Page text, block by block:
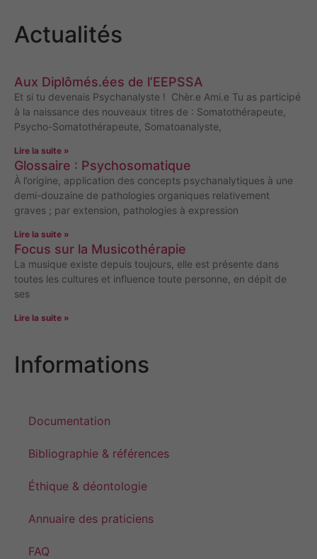
Actualités
Aux Diplômés.ées de l’EEPSSA
Et si tu devenais Psychanalyste ! Chèr.e Ami.e Tu as participé
à la naissance des nouveaux titres de : Somatothérapeute,
Psycho-Somatothérapeute, Somatoanalyste,
Lire la suite »
Glossaire : Psychosomatique
À l’origine, application des concepts psychanalytiques à une
demi-douzaine de pathologies organiques relativement
graves ; par extension, pathologies à expression
Lire la suite »
Focus sur la Musicothérapie
La musique existe depuis toujours, elle est présente dans
toutes les cultures et influence toute personne, en dépit de
ses
Lire la suite »
Informations
Documentation
Bibliographie & références
Éthique & déontologie
Annuaire des praticiens
FAQ